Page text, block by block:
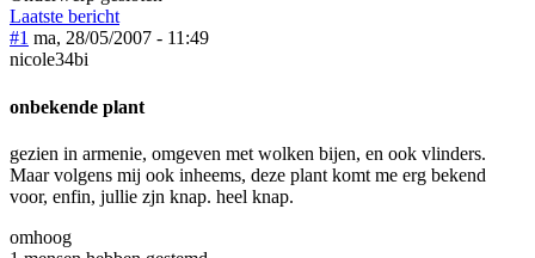
Laatste bericht
#1 ma, 28/05/2007 - 11:49
nicole34bi
onbekende plant
gezien in armenie, omgeven met wolken bijen, en ook vlinders.
Maar volgens mij ook inheems, deze plant komt me erg bekend
voor, enfin, jullie zjn knap. heel knap.
omhoog